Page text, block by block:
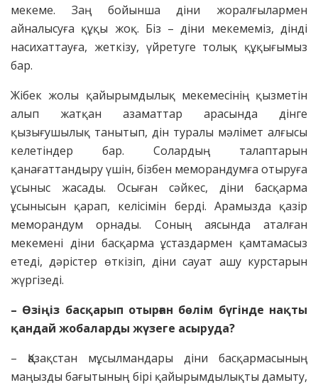
мекеме. Заң бойынша діни жоралғылармен
айналысуға құқы жоқ. Біз – діни мекемеміз, дінді
насихаттауға, жеткізу, үйретуге толық құқығымыз
бар.
Жібек жолы қайырымдылық мекемесінің қызметін
алып жатқан азаматтар арасында дінге
қызығушылық танытып, дін туралы мәлімет алғысы
келетіндер бар. Солардың талаптарын
қанағаттандыру үшін, бізбен меморандумға отыруға
ұсыныс жасады. Осыған сәйкес, діни басқарма
ұсынысын қарап, келісімін берді. Арамызда қазір
меморандум орнады. Соның аясында аталған
мекемені діни басқарма ұстаздармен қамтамасыз
етеді, дәрістер өткізіп, діни сауат ашу курстарын
жүргізеді.
– Өзіңіз басқарып отырған бөлім бүгінде нақты
қандай жобаларды жүзеге асыруда?
– Қазақстан мұсылмандары діни басқармасының
маңызды бағытының бірі қайырымдылықты дамыту,